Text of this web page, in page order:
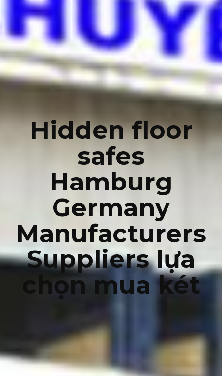
Hidden floor
safes
Hamburg
Germany
Manufacturers
Suppliers lựa
chọn mua két